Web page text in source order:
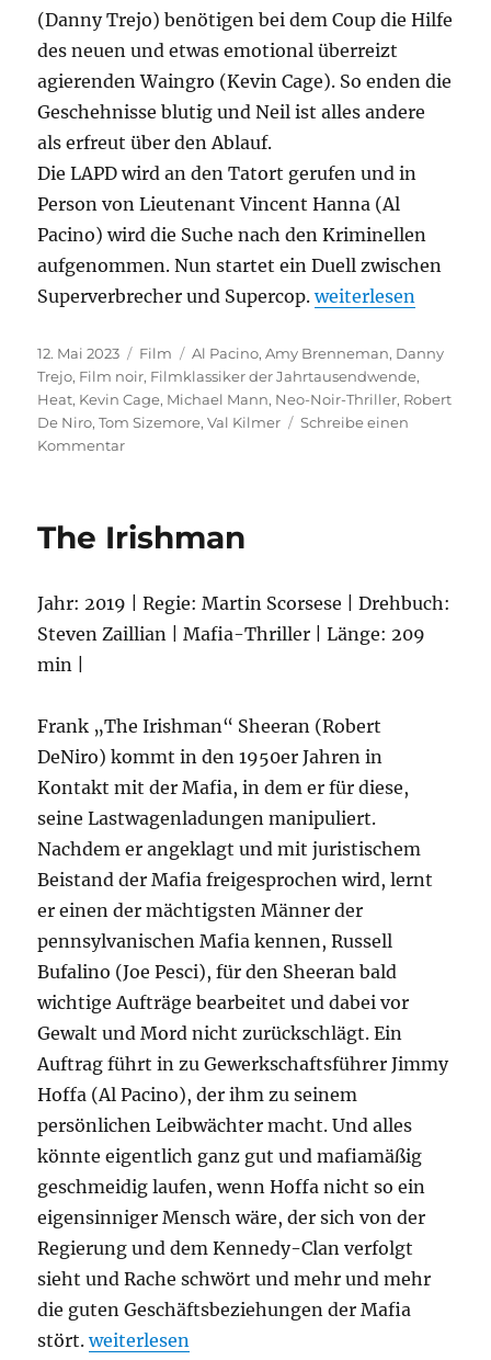
(Danny Trejo) benötigen bei dem Coup die Hilfe
des neuen und etwas emotional überreizt
agierenden Waingro (Kevin Cage). So enden die
Geschehnisse blutig und Neil ist alles andere
als erfreut über den Ablauf.
Die LAPD wird an den Tatort gerufen und in
Person von Lieutenant Vincent Hanna (Al
Pacino) wird die Suche nach den Kriminellen
aufgenommen. Nun startet ein Duell zwischen
Superverbrecher und Supercop.„Heat“
weiterlesen
Veröffentlicht
am
12. Mai 2023 Kategorien
Film Schlagwörter
Al Pacino,Amy Brenneman, Danny
Trejo, Film noir, Filmklassiker der Jahrtausendwende,
Heat, Kevin Cage, Michael Mann, Neo-Noir-Thriller, Robert
De Niro,Tom Sizemore,Val Kilmer
Schreibe einen
Kommentarzu
The Irishman
Jahr: 2019 | Regie: Martin Scorsese | Drehbuch:
Steven Zaillian | Mafia-Thriller | Länge: 209
min |
Frank „The Irishman“ Sheeran (Robert
DeNiro) kommt in den 1950er Jahren in
Kontakt mit der Mafia, in dem er für diese,
seine Lastwagenladungen manipuliert.
Nachdem er angeklagt und mit juristischem
Beistand der Mafia freigesprochen wird, lernt
er einen der mächtigsten Männer der
pennsylvanischen Mafia kennen, Russell
Bufalino (Joe Pesci), für den Sheeran bald
wichtige Aufträge bearbeitet und dabei vor
Gewalt und Mord nicht zurückschlägt. Ein
Auftrag führt in zu Gewerkschaftsführer Jimmy
Hoffa (Al Pacino), der ihm zu seinem
persönlichen Leibwächter macht. Und alles
könnte eigentlich ganz gut und mafiamäßig
geschmeidig laufen, wenn Hoffa nicht so ein
eigensinniger Mensch wäre, der sich von der
Regierung und dem Kennedy-Clan verfolgt
sieht und Rache schwört und mehr und mehr
die guten Geschäftsbeziehungen der Mafia
stört.„The Irishman“
weiterlesen